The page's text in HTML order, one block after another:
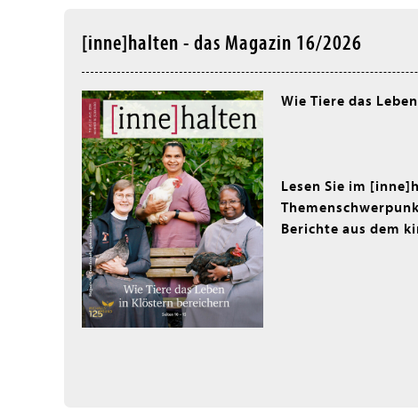
[inne]halten - das Magazin 16/2026
Wie Tiere das
Lesen Sie im
Berichte aus dem